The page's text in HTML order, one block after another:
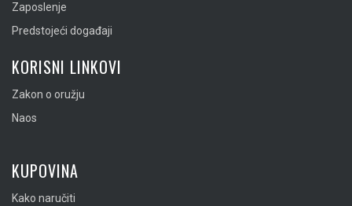
Zaposlenje
Predstojeći događaji
KORISNI LINKOVI
Zakon o oružju
Naos
KUPOVINA
Kako naručiti